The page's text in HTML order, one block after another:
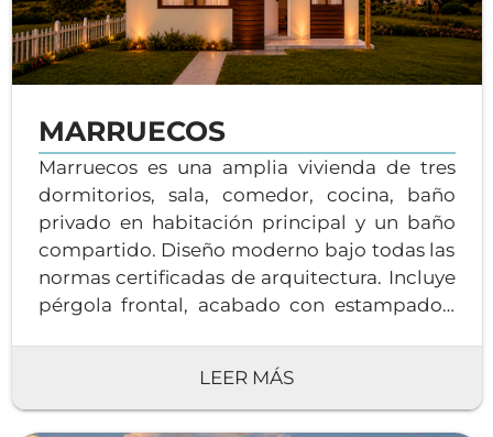
MARRUECOS
Marruecos es una amplia vivienda de tres
dormitorios, sala, comedor, cocina, baño
privado en habitación principal y un baño
compartido. Diseño moderno bajo todas las
normas certificadas de arquitectura. Incluye
pérgola frontal, acabado con estampados,
LEER MÁS